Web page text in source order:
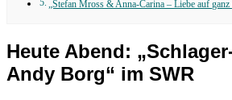
„Stefan Mross & Anna-Carina – Liebe auf ganz
Heute Abend:
Andy Borg“ im SWR